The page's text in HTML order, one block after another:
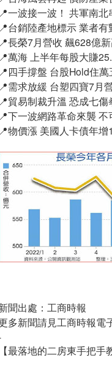
📍一波接一波！ 共軍南
📍台銷陸產地標示 業者有
📍長榮7月營收 飆628億
📍萬海 上半年每股大賺
📍四手撐盤 台股Hold住萬
📍需求放緩 台塑四寶7月
📍貿易制裁升溫 恐成七傷
📍下一波網路革命來襲
📍物價漲 美國人卡債年增
聞出處：工商時報
多新聞請見工商時報電
【最落地的二房東手把手